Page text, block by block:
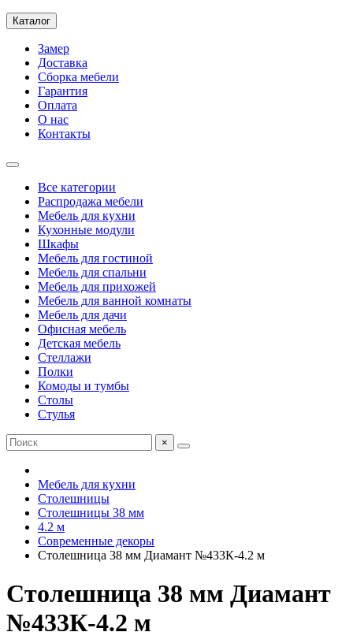
Каталог
Замер
Доставка
Сборка мебели
Гарантия
Оплата
О нас
Контакты
Все категории
Распродажа мебели
Мебель для кухни
Кухонные модули
Шкафы
Мебель для гостиной
Мебель для спальни
Мебель для прихожей
Мебель для ванной комнаты
Мебель для дачи
Офисная мебель
Детская мебель
Стеллажи
Полки
Комоды и тумбы
Столы
Стулья
×
Мебель для кухни
Столешницы
Столешницы 38 мм
4.2 м
Современные декоры
Столешница 38 мм Диамант №433К-4.2 м
Столешница 38 мм Диамант
№433К-4.2 м